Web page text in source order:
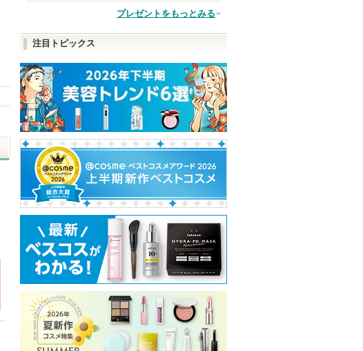
品
プレゼントをもっとみる
注目トピックス